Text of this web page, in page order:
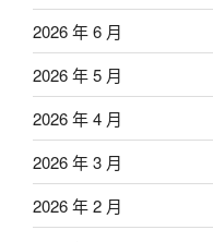
2026 年 6 月
2026 年 5 月
2026 年 4 月
2026 年 3 月
2026 年 2 月